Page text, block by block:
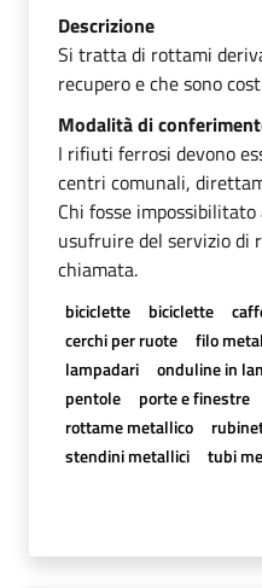
Descrizione
Si tratta di rottami
recupero e che sono
Modalità di
I rifiuti ferrosi devono
centri comunali,
Chi fosse
usufruire del servizio di
chiamata.
biciclette biciclette
cerchi per ruote
filo
lampadari
onduline in
pentole
porte e finestre
rottame metallico
stendini metallici
tubi